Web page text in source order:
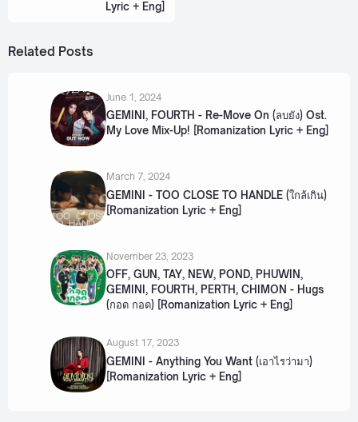
Lyric + Eng]
Related Posts
June 1, 2024
GEMINI, FOURTH - Re-Move On (ลบยัง) Ost.
My Love Mix-Up! [Romanization Lyric + Eng]
March 7, 2024
GEMINI - TOO CLOSE TO HANDLE (ใกล้เกิน)
[Romanization Lyric + Eng]
November 23, 2023
OFF, GUN, TAY, NEW, POND, PHUWIN,
GEMINI, FOURTH, PERTH, CHIMON - Hugs
(กอด กอด) [Romanization Lyric + Eng]
August 17, 2023
GEMINI - Anything You Want (เอาไรว่ามา)
[Romanization Lyric + Eng]